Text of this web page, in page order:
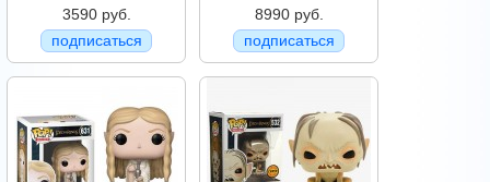
3590 руб.
подписаться
8990 руб.
подписаться